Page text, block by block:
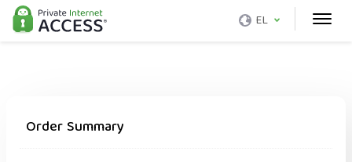
EL
Order Summary